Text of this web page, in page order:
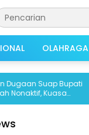
OLAHRAGA
Suap Bupati
Kuasa
Sesuai